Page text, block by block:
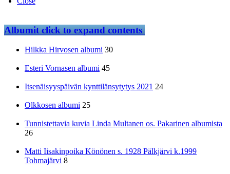
Albumitclick to expand contents
Hilkka Hirvosen albumi 30
Esteri Vornasen albumi 45
Itsenäisyyspäivän kynttilänsytytys 2021 24
Olkkosen albumi 25
Tunnistettavia kuvia Linda Multanen os. Pakarinen albumista
26
Matti Iisakinpoika Könönen s. 1928 Pälkjärvi k.1999
Tohmajärvi 8